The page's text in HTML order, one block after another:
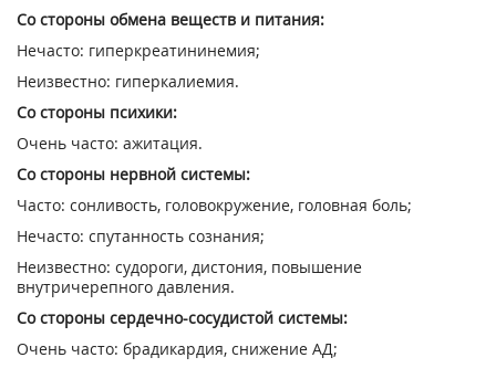
Со стороны обмена веществ и питания:
Нечасто: гиперкреатининемия;
Неизвестно: гиперкалиемия.
Со стороны психики:
Очень часто: ажитация.
Со стороны нервной системы:
Часто: сонливость, головокружение, головная боль;
Нечасто: спутанность сознания;
Неизвестно: судороги, дистония, повышение
внутричерепного давления.
Со стороны сердечно-сосудистой системы:
Очень часто: брадикардия, снижение АД;